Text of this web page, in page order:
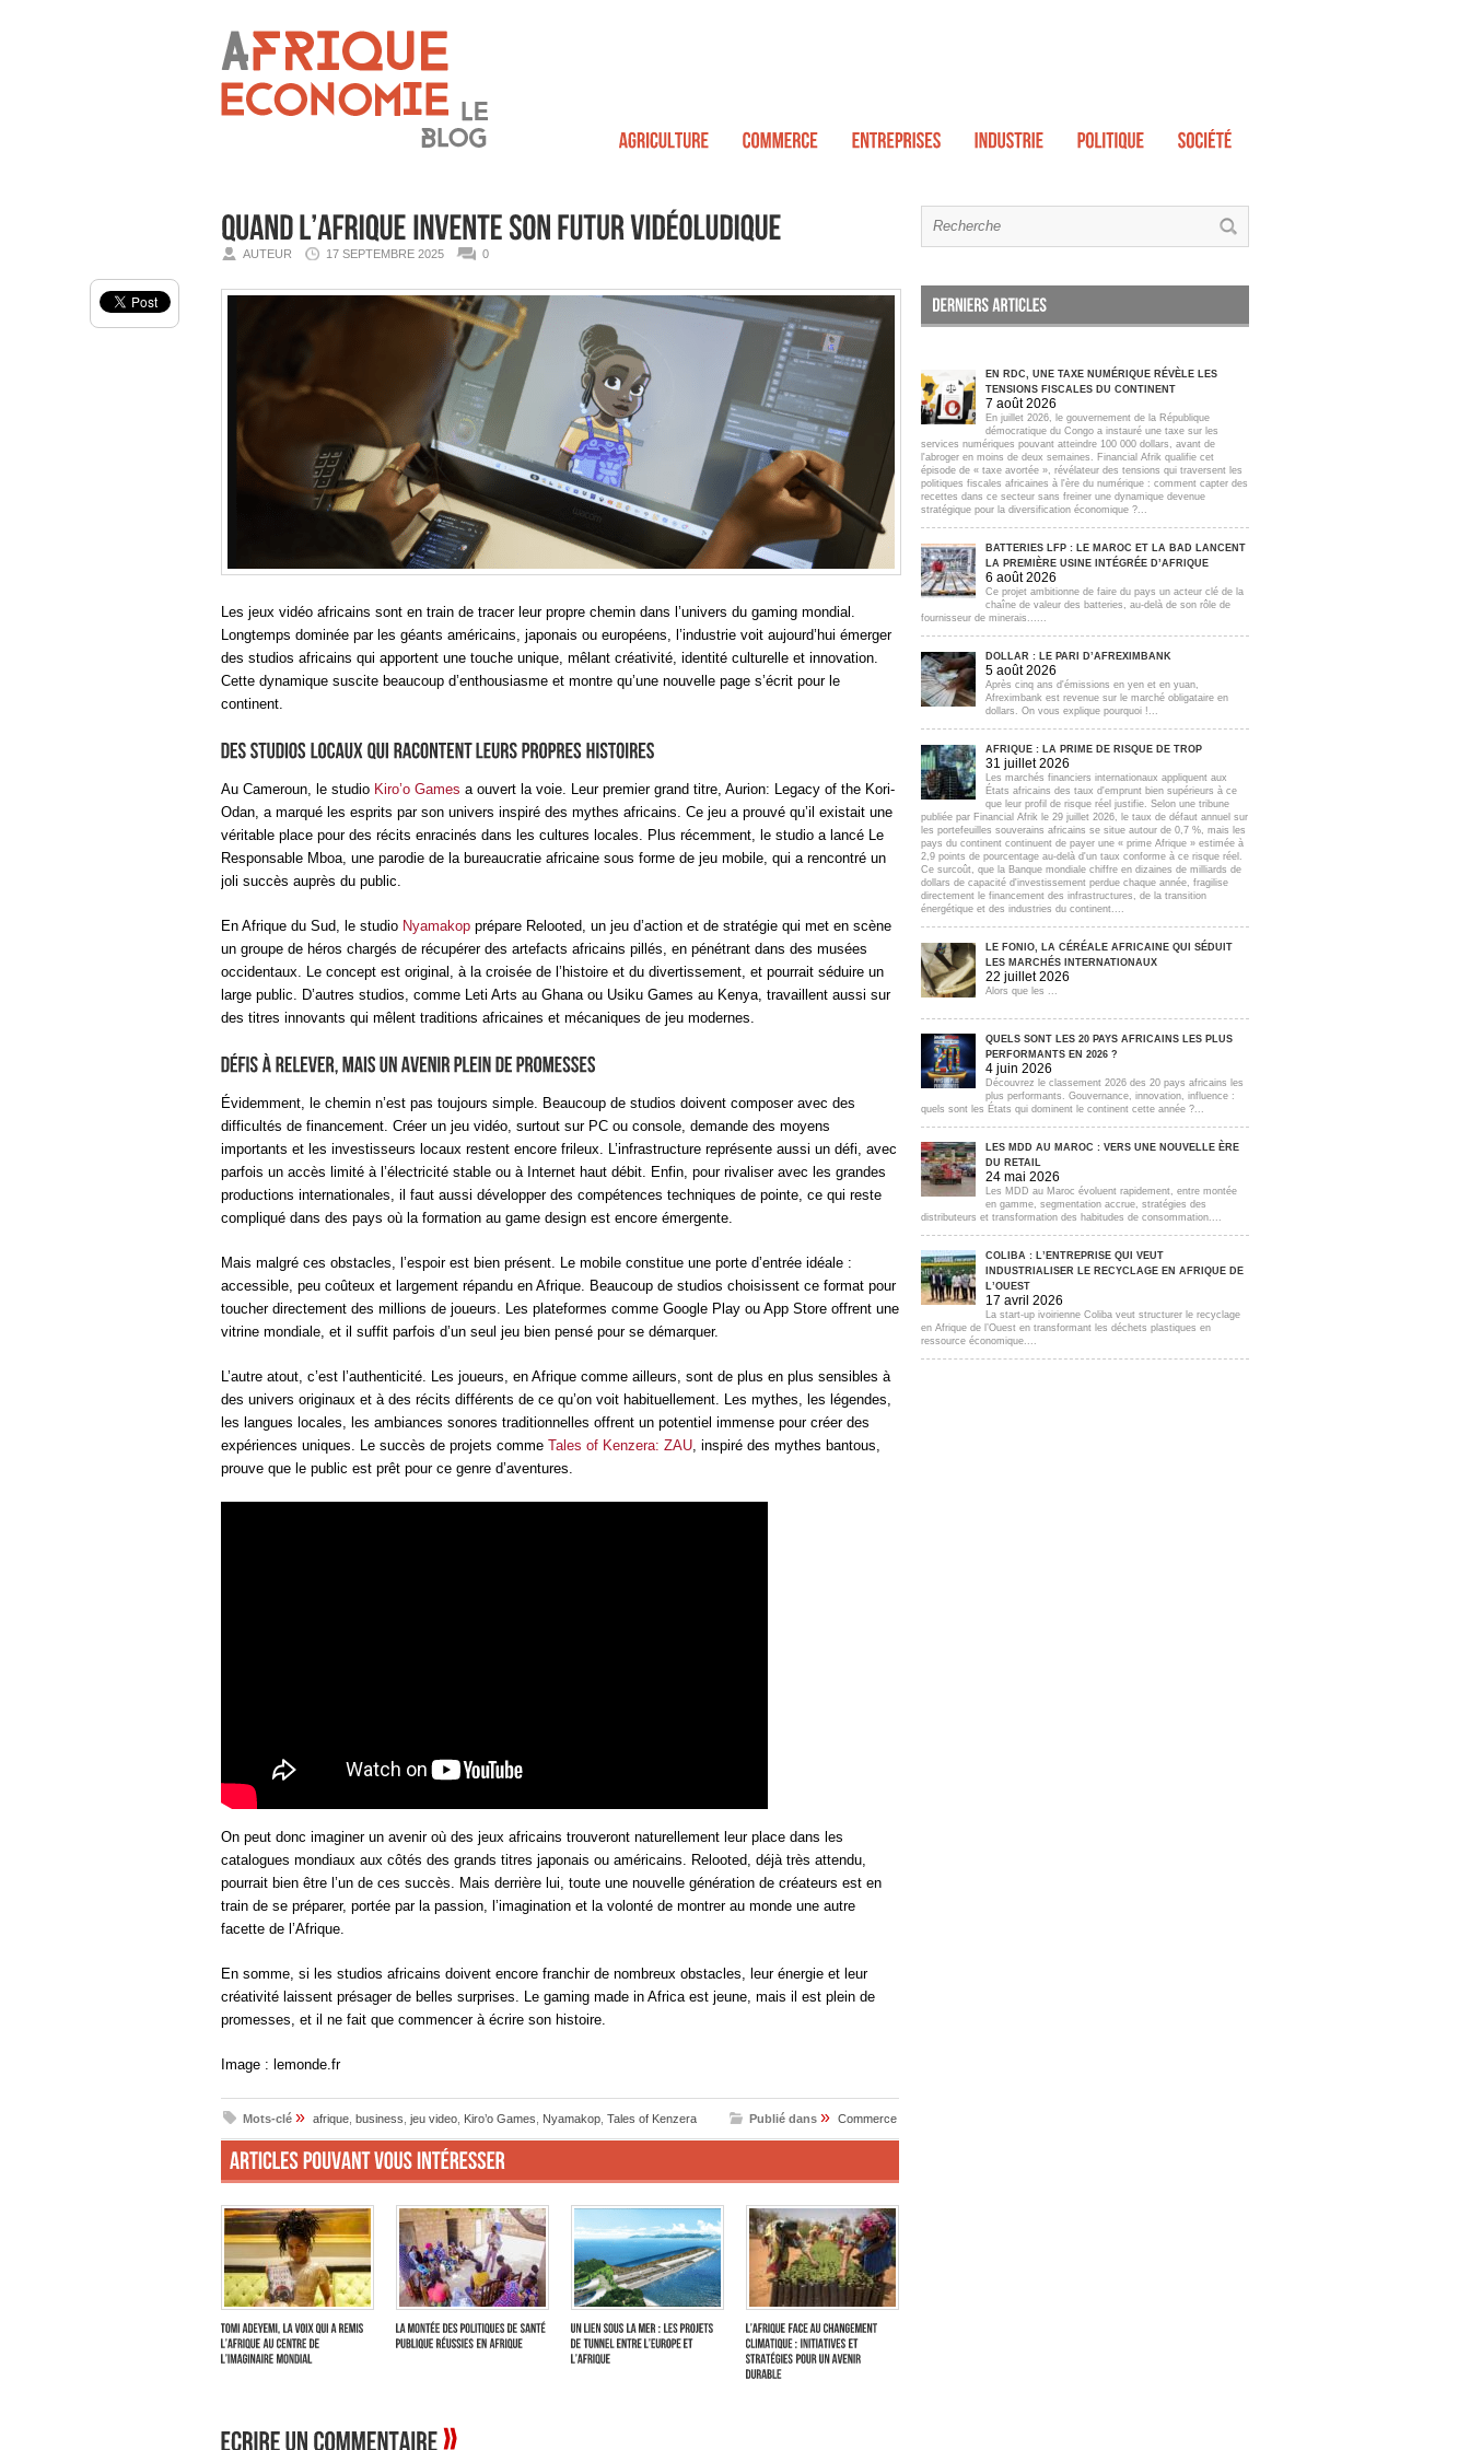
AUTEUR 17 SEPTEMBRE 2025 0
Les jeux vidéo africains sont en train de tracer leur propre chemin dans l’univers du gaming mondial.
Longtemps dominée par les géants américains, japonais ou européens, l’industrie voit aujourd’hui émerger
des studios africains qui apportent une touche unique, mêlant créativité, identité culturelle et innovation.
Cette dynamique suscite beaucoup d’enthousiasme et montre qu’une nouvelle page s’écrit pour le
continent.
Au Cameroun, le studio Kiro’o Games a ouvert la voie. Leur premier grand titre, Aurion: Legacy of the Kori-
Odan, a marqué les esprits par son univers inspiré des mythes africains. Ce jeu a prouvé qu’il existait une
véritable place pour des récits enracinés dans les cultures locales. Plus récemment, le studio a lancé Le
Responsable Mboa, une parodie de la bureaucratie africaine sous forme de jeu mobile, qui a rencontré un
joli succès auprès du public.
En Afrique du Sud, le studio Nyamakop prépare Relooted, un jeu d’action et de stratégie qui met en scène
un groupe de héros chargés de récupérer des artefacts africains pillés, en pénétrant dans des musées
occidentaux. Le concept est original, à la croisée de l’histoire et du divertissement, et pourrait séduire un
large public. D’autres studios, comme Leti Arts au Ghana ou Usiku Games au Kenya, travaillent aussi sur
des titres innovants qui mêlent traditions africaines et mécaniques de jeu modernes.
Évidemment, le chemin n’est pas toujours simple. Beaucoup de studios doivent composer avec des
difficultés de financement. Créer un jeu vidéo, surtout sur PC ou console, demande des moyens
importants et les investisseurs locaux restent encore frileux. L’infrastructure représente aussi un défi, avec
parfois un accès limité à l’électricité stable ou à Internet haut débit. Enfin, pour rivaliser avec les grandes
productions internationales, il faut aussi développer des compétences techniques de pointe, ce qui reste
compliqué dans des pays où la formation au game design est encore émergente.
Mais malgré ces obstacles, l’espoir est bien présent. Le mobile constitue une porte d’entrée idéale :
accessible, peu coûteux et largement répandu en Afrique. Beaucoup de studios choisissent ce format pour
toucher directement des millions de joueurs. Les plateformes comme Google Play ou App Store offrent une
vitrine mondiale, et il suffit parfois d’un seul jeu bien pensé pour se démarquer.
L’autre atout, c’est l’authenticité. Les joueurs, en Afrique comme ailleurs, sont de plus en plus sensibles à
des univers originaux et à des récits différents de ce qu’on voit habituellement. Les mythes, les légendes,
les langues locales, les ambiances sonores traditionnelles offrent un potentiel immense pour créer des
expériences uniques. Le succès de projets comme Tales of Kenzera: ZAU, inspiré des mythes bantous,
prouve que le public est prêt pour ce genre d’aventures.
On peut donc imaginer un avenir où des jeux africains trouveront naturellement leur place dans les
catalogues mondiaux aux côtés des grands titres japonais ou américains. Relooted, déjà très attendu,
pourrait bien être l’un de ces succès. Mais derrière lui, toute une nouvelle génération de créateurs est en
train de se préparer, portée par la passion, l’imagination et la volonté de montrer au monde une autre
facette de l’Afrique.
En somme, si les studios africains doivent encore franchir de nombreux obstacles, leur énergie et leur
créativité laissent présager de belles surprises. Le gaming made in Africa est jeune, mais il est plein de
promesses, et il ne fait que commencer à écrire son histoire.
Image : lemonde.fr
Mots-clé » afrique business jeu video Kiro’o Games Nyamakop Tales of Kenzera Publié dans » Commerce
EN RDC, UNE TAXE NUMÉRIQUE RÉVÈLE LES
TENSIONS FISCALES DU CONTINENT
7 août 2026
En juillet 2026, le gouvernement de la République
démocratique du Congo a instauré une taxe sur les
services numériques pouvant atteindre 100 000 dollars, avant de
l'abroger en moins de deux semaines. Financial Afrik qualifie cet
épisode de « taxe avortée », révélateur des tensions qui traversent les
politiques fiscales africaines à l'ère du numérique : comment capter des
recettes dans ce secteur sans freiner une dynamique devenue
stratégique pour la diversification économique ?...
BATTERIES LFP : LE MAROC ET LA BAD LANCENT
LA PREMIÈRE USINE INTÉGRÉE D’AFRIQUE
6 août 2026
Ce projet ambitionne de faire du pays un acteur clé de la
chaîne de valeur des batteries, au-delà de son rôle de
fournisseur de minerais......
DOLLAR : LE PARI D’AFREXIMBANK
5 août 2026
Après cinq ans d'émissions en yen et en yuan,
Afreximbank est revenue sur le marché obligataire en
dollars. On vous explique pourquoi !...
AFRIQUE : LA PRIME DE RISQUE DE TROP
31 juillet 2026
Les marchés financiers internationaux appliquent aux
États africains des taux d'emprunt bien supérieurs à ce
que leur profil de risque réel justifie. Selon une tribune
publiée par Financial Afrik le 29 juillet 2026, le taux de défaut annuel sur
les portefeuilles souverains africains se situe autour de 0,7 %, mais les
pays du continent continuent de payer une « prime Afrique » estimée à
2,9 points de pourcentage au-delà d'un taux conforme à ce risque réel.
Ce surcoût, que la Banque mondiale chiffre en dizaines de milliards de
dollars de capacité d'investissement perdue chaque année, fragilise
directement le financement des infrastructures, de la transition
énergétique et des industries du continent....
LE FONIO, LA CÉRÉALE AFRICAINE QUI SÉDUIT
LES MARCHÉS INTERNATIONAUX
22 juillet 2026
Alors que les ...
QUELS SONT LES 20 PAYS AFRICAINS LES PLUS
PERFORMANTS EN 2026 ?
4 juin 2026
Découvrez le classement 2026 des 20 pays africains les
plus performants. Gouvernance, innovation, influence :
quels sont les États qui dominent le continent cette année ?...
LES MDD AU MAROC : VERS UNE NOUVELLE ÈRE
DU RETAIL
24 mai 2026
Les MDD au Maroc évoluent rapidement, entre montée
en gamme, segmentation accrue, stratégies des
distributeurs et transformation des habitudes de consommation....
COLIBA : L’ENTREPRISE QUI VEUT
INDUSTRIALISER LE RECYCLAGE EN AFRIQUE DE
L’OUEST
17 avril 2026
La start-up ivoirienne Coliba veut structurer le recyclage
en Afrique de l’Ouest en transformant les déchets plastiques en
ressource économique....